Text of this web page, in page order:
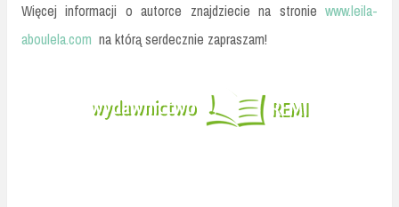
Więcej informacji o autorce znajdziecie na stronie www.leila-
aboulela.com na którą serdecznie zapraszam!